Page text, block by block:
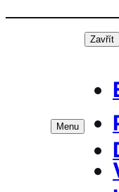
Přeskočit
Menu
Zavřít